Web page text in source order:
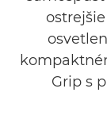
Grip s